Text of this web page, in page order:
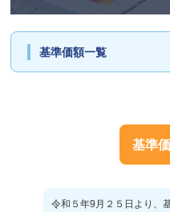
基準価額一覧
基準
令和５年9月２５日より、